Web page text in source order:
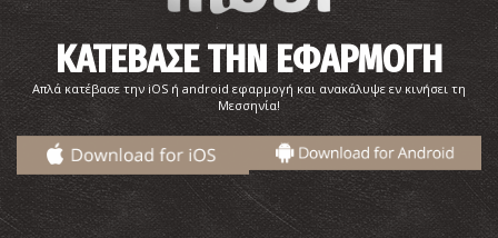
ΚΑΤΕΒΑΣΕ ΤΗΝ ΕΦΑΡΜΟΓΗ
Απλά κατέβασε την iOS ή android εφαρμογή και ανακάλυψε εν κινήσει τη
Μεσσηνία!